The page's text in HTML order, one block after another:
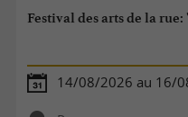
Festival des arts de la
14/08/2026 au 16/